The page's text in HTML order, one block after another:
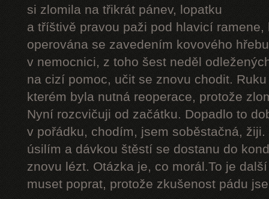
si zlomila na třikrát pánev, lopatku
a tříštivě pravou paži pod hlavicí ramene,
operována se zavedením kovového
v nemocnici, z toho šest neděl
na cizí pomoc, učit se znovu chodit.
kterém byla nutná reoperace, protože
Nyní rozcvičuji od začátku. Dopadlo to
v pořádku, chodím, jsem soběstačná,
úsilím a dávkou štěstí se dostanu do
znovu lézt. Otázka je, co morál.To je
muset poprat, protože zkušenost pádu